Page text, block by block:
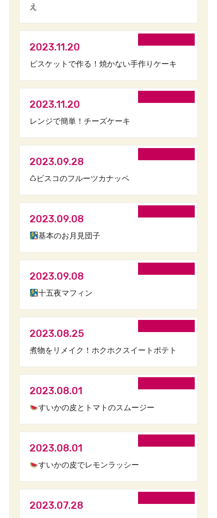
え
2023.11.20
ビスケットで作る！焼かない手作りケーキ
2023.11.20
レンジで簡単！チーズケーキ
2023.09.28
♺ビスコのフルーツカナッペ
2023.09.08
基本のお月見団子
2023.09.08
十五夜マフィン
2023.08.25
煮物をリメイク！ホクホクスイートポテト
2023.08.01
すいかの皮とトマトのスムージー
2023.08.01
すいかの皮でレモンラッシー
2023.07.28